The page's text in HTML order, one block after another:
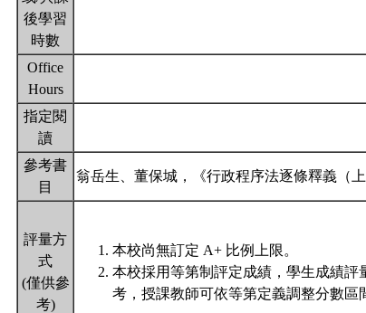
後學習
時數
Office
Hours
指定閱
讀
參考書
目
翁岳生、董保城，《行政程序法逐條釋義（
評量方
式
(僅供參
考)
本校尚無訂定 A+ 比例上限。
本校採用等第制評定成績，學生成績
考，授課教師可依等第定義調整分數區